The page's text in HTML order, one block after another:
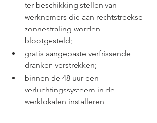
ter beschikking stellen van
werknemers die aan rechtstreekse
zonnestraling worden
blootgesteld;
gratis aangepaste verfrissende
dranken verstrekken;
binnen de 48 uur een
verluchtingssysteem in de
werklokalen installeren.